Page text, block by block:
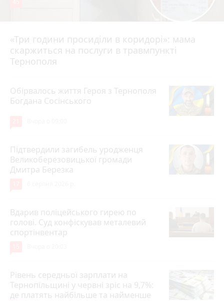
«Три години просиділи в коридорі»: мама
скаржиться на послуги в травмпункті
Тернополя
Вчора о 13:05
Обірвалось життя Героя з Тернополя
Богдана Сосінського
Підтвердили загибель уродженця
Великоберезовицької громади
Дмитра Березка
Вдарив поліцейського гирею по
голові. Суд конфіскував металевий
спортінвентар
Рівень середньої зарплати на
Тернопільщині у червні зріс на 9,7%:
де платять найбільше та найменше